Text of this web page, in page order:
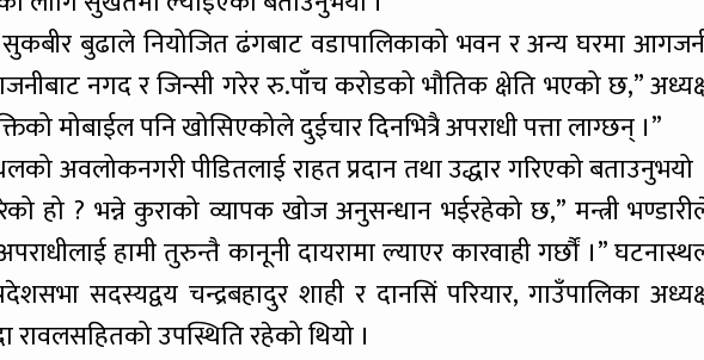
बुढाले नियोजित ढंगबाट वडापालिकाको भवन र अन्य घरमा
नगद र जिन्सी गरेर रु.पाँच करोडको भौतिक क्षेति भएको छ,”
मोबाईल पनि खोसिएकोले दुईचार दिनभित्रै अपराधी पत्ता लाग्छन् ।”
अवलोकनगरी पीडितलाई राहत प्रदान तथा उद्धार गरिएको बताउनुभयो
हो ? भन्ने कुराको व्यापक खोज अनुसन्धान भईरहेको छ,” मन्त्री
हामी तुरुन्तै कानूनी दायरामा ल्याएर कारवाही गर्छौं ।”
सदस्यद्वय चन्द्रबहादुर शाही र दानसिं परियार, गाउँपालिका
रावलसहितको उपस्थिति रहेको थियो ।